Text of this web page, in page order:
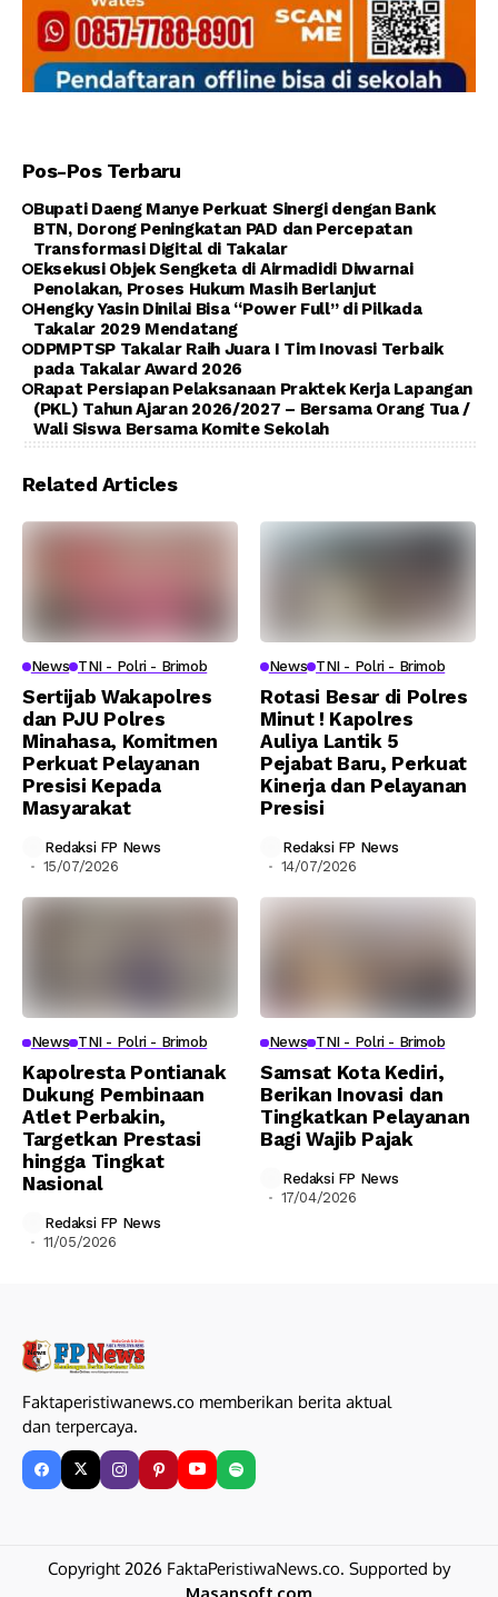
Pos-Pos Terbaru
Bupati Daeng Manye Perkuat Sinergi dengan Bank
BTN, Dorong Peningkatan PAD dan Percepatan
Transformasi Digital di Takalar
Eksekusi Objek Sengketa di Airmadidi Diwarnai
Penolakan, Proses Hukum Masih Berlanjut
Hengky Yasin Dinilai Bisa “Power Full” di Pilkada
Takalar 2029 Mendatang
DPMPTSP Takalar Raih Juara I Tim Inovasi Terbaik
pada Takalar Award 2026
Rapat Persiapan Pelaksanaan Praktek Kerja Lapangan
(PKL) Tahun Ajaran 2026/2027 – Bersama Orang Tua /
Wali Siswa Bersama Komite Sekolah
Related Articles
News TNI - Polri - Brimob
Sertijab Wakapolres
dan PJU Polres
Minahasa, Komitmen
Perkuat Pelayanan
Presisi Kepada
Masyarakat
Redaksi FP News
15/07/2026
News TNI - Polri - Brimob
Rotasi Besar di Polres
Minut ! Kapolres
Auliya Lantik 5
Pejabat Baru, Perkuat
Kinerja dan Pelayanan
Presisi
Redaksi FP News
14/07/2026
News TNI - Polri - Brimob
Kapolresta Pontianak
Dukung Pembinaan
Atlet Perbakin,
Targetkan Prestasi
hingga Tingkat
Nasional
Redaksi FP News
11/05/2026
News TNI - Polri - Brimob
Samsat Kota Kediri,
Berikan Inovasi dan
Tingkatkan Pelayanan
Bagi Wajib Pajak
Redaksi FP News
17/04/2026
Faktaperistiwanews.co memberikan berita aktual
dan terpercaya.
Copyright 2026 FaktaPeristiwaNews.co. Supported by